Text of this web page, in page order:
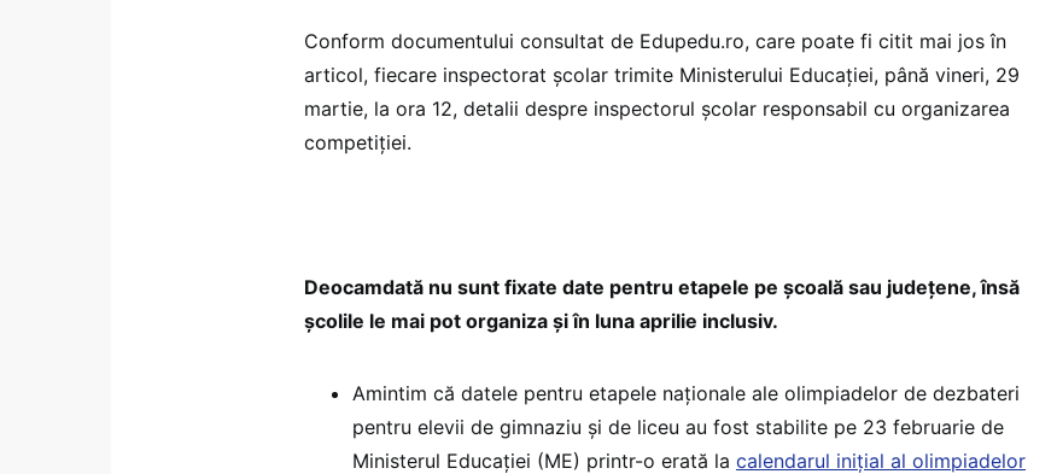
Conform documentului consultat de Edupedu.ro, care poate fi citit mai jos în
articol, fiecare inspectorat școlar trimite Ministerului Educației, până vineri, 29
martie, la ora 12, detalii despre inspectorul școlar responsabil cu organizarea
competiției.
Deocamdată nu sunt fixate date pentru etapele pe școală sau județene, însă
școlile le mai pot organiza și în luna aprilie inclusiv.
Amintim că datele pentru etapele naționale ale olimpiadelor de dezbateri
pentru elevii de gimnaziu și de liceu au fost stabilite pe 23 februarie de
Ministerul Educației (ME) printr-o erată la calendarul inițial al olimpiadelor